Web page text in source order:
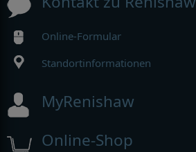
Online-Formular
Standortinformationen
MyRenishaw
Online-Shop